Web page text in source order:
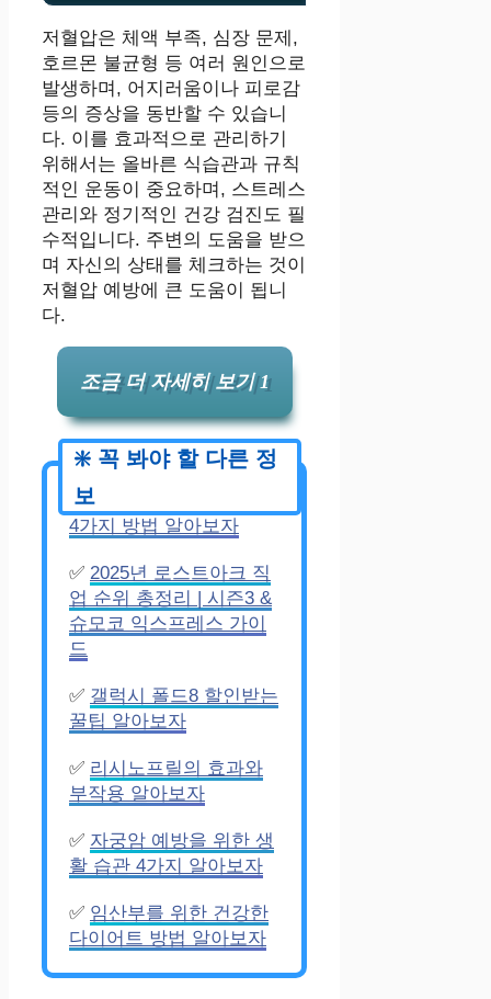
저혈압은 체액 부족, 심장 문제,
호르몬 불균형 등 여러 원인으로
발생하며, 어지러움이나 피로감
등의 증상을 동반할 수 있습니
다. 이를 효과적으로 관리하기
위해서는 올바른 식습관과 규칙
적인 운동이 중요하며, 스트레스
관리와 정기적인 건강 검진도 필
수적입니다. 주변의 도움을 받으
며 자신의 상태를 체크하는 것이
저혈압 예방에 큰 도움이 됩니
다.
조금 더 자세히 보기 1
✅골연화증 예방을 위한
4가지 방법 알아보자
✅ 2025년 로스트아크 직
업 순위 총정리 | 시즌3 &
슈모코 익스프레스 가이
드
✅ 갤럭시 폴드8 할인받는
꿀팁 알아보자
✅ 리시노프릴의 효과와
부작용 알아보자
✅ 자궁암 예방을 위한 생
활 습관 4가지 알아보자
✅ 임산부를 위한 건강한
다이어트 방법 알아보자